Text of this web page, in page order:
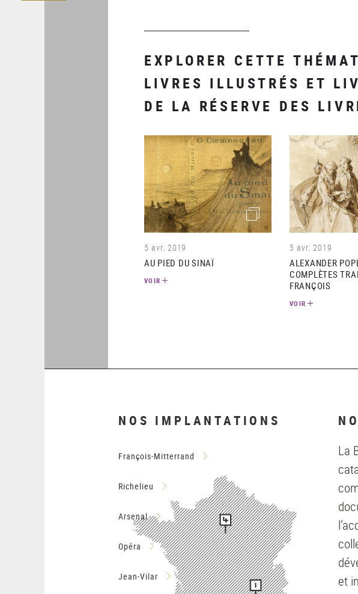
EXPLORER CETTE
LIVRES ILLUSTRÉS ET
DE LA RÉSERVE DES
(image)
5 avr. 2019
AU PIED DU SINAÏ
VOIR
5 avr. 2019
ALEXANDER
COMPLÈTES
FRANÇOIS
VOIR
NOS IMPLANTATIONS
François-Mitterrand
Richelieu
Arsenal
Opéra
Jean-Vilar
La
et